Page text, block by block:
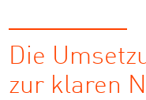
Die
zur klaren